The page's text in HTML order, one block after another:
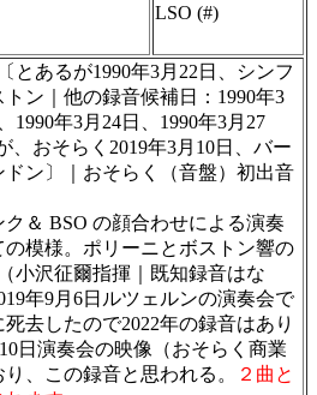
LSO (#)
とあるが1990年3月22日、シンフ
ン｜他の録音候補日：1990年3
1990年3月24日、1990年3月27
、おそらく2019年3月10日、バー
ン〕｜おそらく（音盤）初出音
＆ BSO の顔合わせによる演奏
模様。ポリーニとボストン響の
小沢征爾指揮｜既知録音はな
年9月6日ルツェルンの演奏会で
去したので2022年の録音はあり
日演奏会の映像（おそらく商業
、この録音と思われる。
２曲と